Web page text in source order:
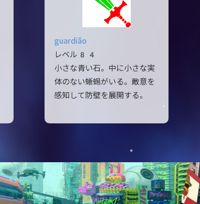
guardião
レベル84
小さな青い石。中に小さな実
体のない蜥蜴がいる。敵意を
感知して防壁を展開する。